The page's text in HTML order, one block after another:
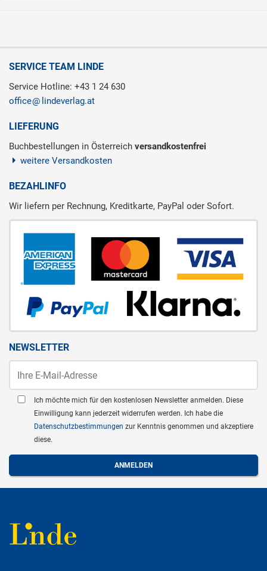
SERVICE TEAM LINDE
Service Hotline: +43 1 24 630
office
lindeverlag.at
LIEFERUNG
Buchbestellungen in Österreich versandkostenfrei
weitere Versandkosten
BEZAHLINFO
Wir liefern per Rechnung, Kreditkarte, PayPal oder Sofort.
NEWSLETTER
Ich möchte mich für den kostenlosen Newsletter anmelden. Diese
Einwilligung kann jederzeit widerrufen werden. Ich habe die
Datenschutzbestimmungen zur Kenntnis genommen und akzeptiere
diese.